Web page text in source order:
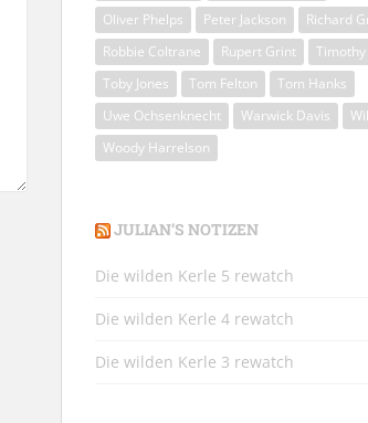
Oliver Phelps
Peter Jackson
Richard
Robbie Coltrane
Rupert Grint
Timothy
Toby Jones
Tom Felton
Tom Hanks
Uwe Ochsenknecht
Warwick Davis
Woody Harrelson
JULIAN’S NOTIZEN
Die wilden Kerle 5 rewatch
Die wilden Kerle 4 rewatch
Die wilden Kerle 3 rewatch